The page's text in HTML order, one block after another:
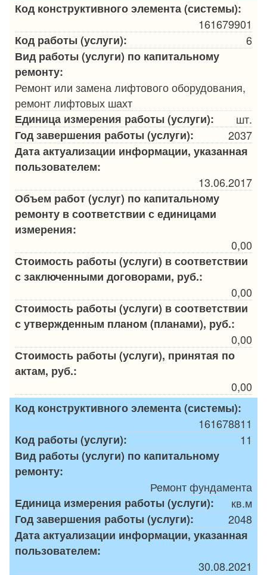
Код конструктивного элемента (системы):
161679901
Код работы (услуги):
6
Вид работы (услуги) по капитальному
ремонту:
Ремонт или замена лифтового оборудования,
ремонт лифтовых шахт
Единица измерения работы (услуги):
шт.
Год завершения работы (услуги):
2037
Дата актуализации информации, указанная
пользователем:
13.06.2017
Объем работ (услуг) по капитальному
ремонту в соответствии с единицами
измерения:
0,00
Стоимость работы (услуги) в соответствии
с заключенными договорами, руб.:
0,00
Стоимость работы (услуги) в соответствии
с утвержденным планом (планами), руб.:
0,00
Стоимость работы (услуги), принятая по
актам, руб.:
0,00
Код конструктивного элемента (системы):
161678811
Код работы (услуги):
11
Вид работы (услуги) по капитальному
ремонту:
Ремонт фундамента
Единица измерения работы (услуги):
кв.м
Год завершения работы (услуги):
2048
Дата актуализации информации, указанная
пользователем:
30.08.2021